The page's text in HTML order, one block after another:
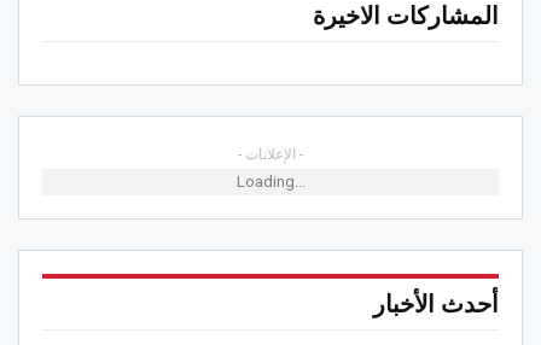
المشاركات الاخيرة
- الإعلانات -
Loading...
أحدث الأخبار